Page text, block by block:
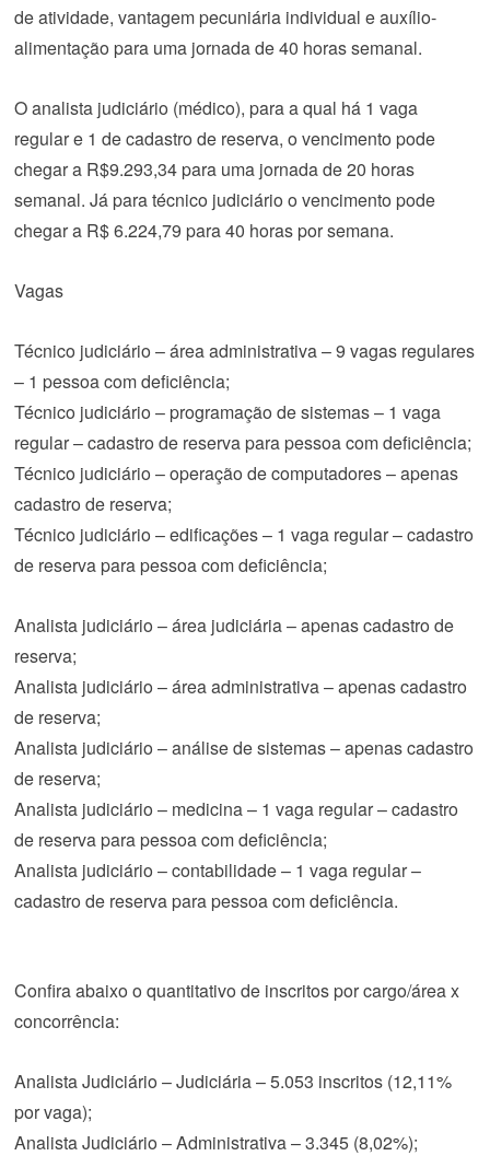
de atividade, vantagem pecuniária individual e auxílio-
alimentação para uma jornada de 40 horas semanal.
O analista judiciário (médico), para a qual há 1 vaga
regular e 1 de cadastro de reserva, o vencimento pode
chegar a R$9.293,34 para uma jornada de 20 horas
semanal. Já para técnico judiciário o vencimento pode
chegar a R$ 6.224,79 para 40 horas por semana.
Vagas
Técnico judiciário – área administrativa – 9 vagas regulares
– 1 pessoa com deficiência;
Técnico judiciário – programação de sistemas – 1 vaga
regular – cadastro de reserva para pessoa com deficiência;
Técnico judiciário – operação de computadores – apenas
cadastro de reserva;
Técnico judiciário – edificações – 1 vaga regular – cadastro
de reserva para pessoa com deficiência;
Analista judiciário – área judiciária – apenas cadastro de
reserva;
Analista judiciário – área administrativa – apenas cadastro
de reserva;
Analista judiciário – análise de sistemas – apenas cadastro
de reserva;
Analista judiciário – medicina – 1 vaga regular – cadastro
de reserva para pessoa com deficiência;
Analista judiciário – contabilidade – 1 vaga regular –
cadastro de reserva para pessoa com deficiência.
Confira abaixo o quantitativo de inscritos por cargo/área x
concorrência:
Analista Judiciário – Judiciária – 5.053 inscritos (12,11%
por vaga);
Analista Judiciário – Administrativa – 3.345 (8,02%);